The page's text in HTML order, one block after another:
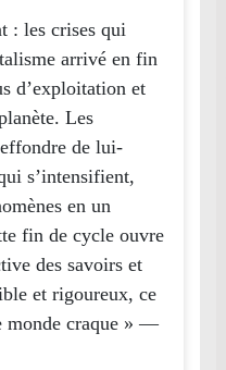
: les crises qui
arrivé en fin
d’exploitation et
Les
de lui-
s’intensifient,
en un
fin de cycle ouvre
des savoirs et
et rigoureux, ce
monde craque » —